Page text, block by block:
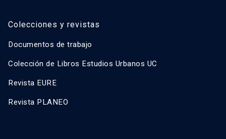
Colecciones y revistas
Documentos de trabajo
Colección de Libros Estudios Urbanos UC
Revista EURE
Revista PLANEO